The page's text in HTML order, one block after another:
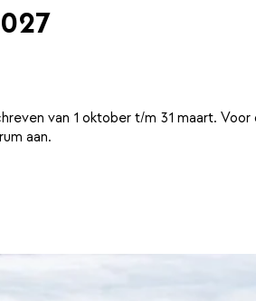
van 1 oktober t/m 31 maart.
aan.